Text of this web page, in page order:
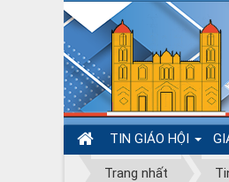
TIN GIÁO HỘI
Trang nhất